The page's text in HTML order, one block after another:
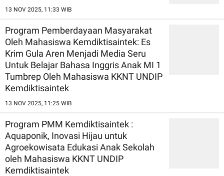
13 NOV 2025, 11:33 WIB
Program Pemberdayaan Masyarakat
Oleh Mahasiswa Kemdiktisaintek: Es
Krim Gula Aren Menjadi Media Seru
Untuk Belajar Bahasa Inggris Anak MI 1
Tumbrep Oleh Mahasiswa KKNT UNDIP
Kemdiktisaintek
13 NOV 2025, 11:25 WIB
Program PMM Kemdiktisaintek :
Aquaponik, Inovasi Hijau untuk
Agroekowisata Edukasi Anak Sekolah
oleh Mahasiswa KKNT UNDIP
Kemdiktisaintek